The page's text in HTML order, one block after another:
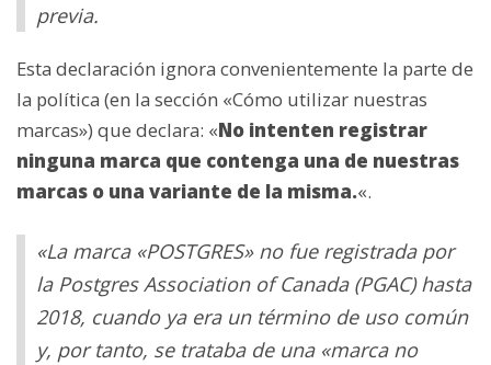
previa.
Esta declaración ignora convenientemente la parte de
la política (en la sección «Cómo utilizar nuestras
marcas») que declara: «No intenten registrar
ninguna marca que contenga una de nuestras
marcas o una variante de la misma.«.
«La marca «POSTGRES» no fue registrada por
la Postgres Association of Canada (PGAC) hasta
2018, cuando ya era un término de uso común
y, por tanto, se trataba de una «marca no